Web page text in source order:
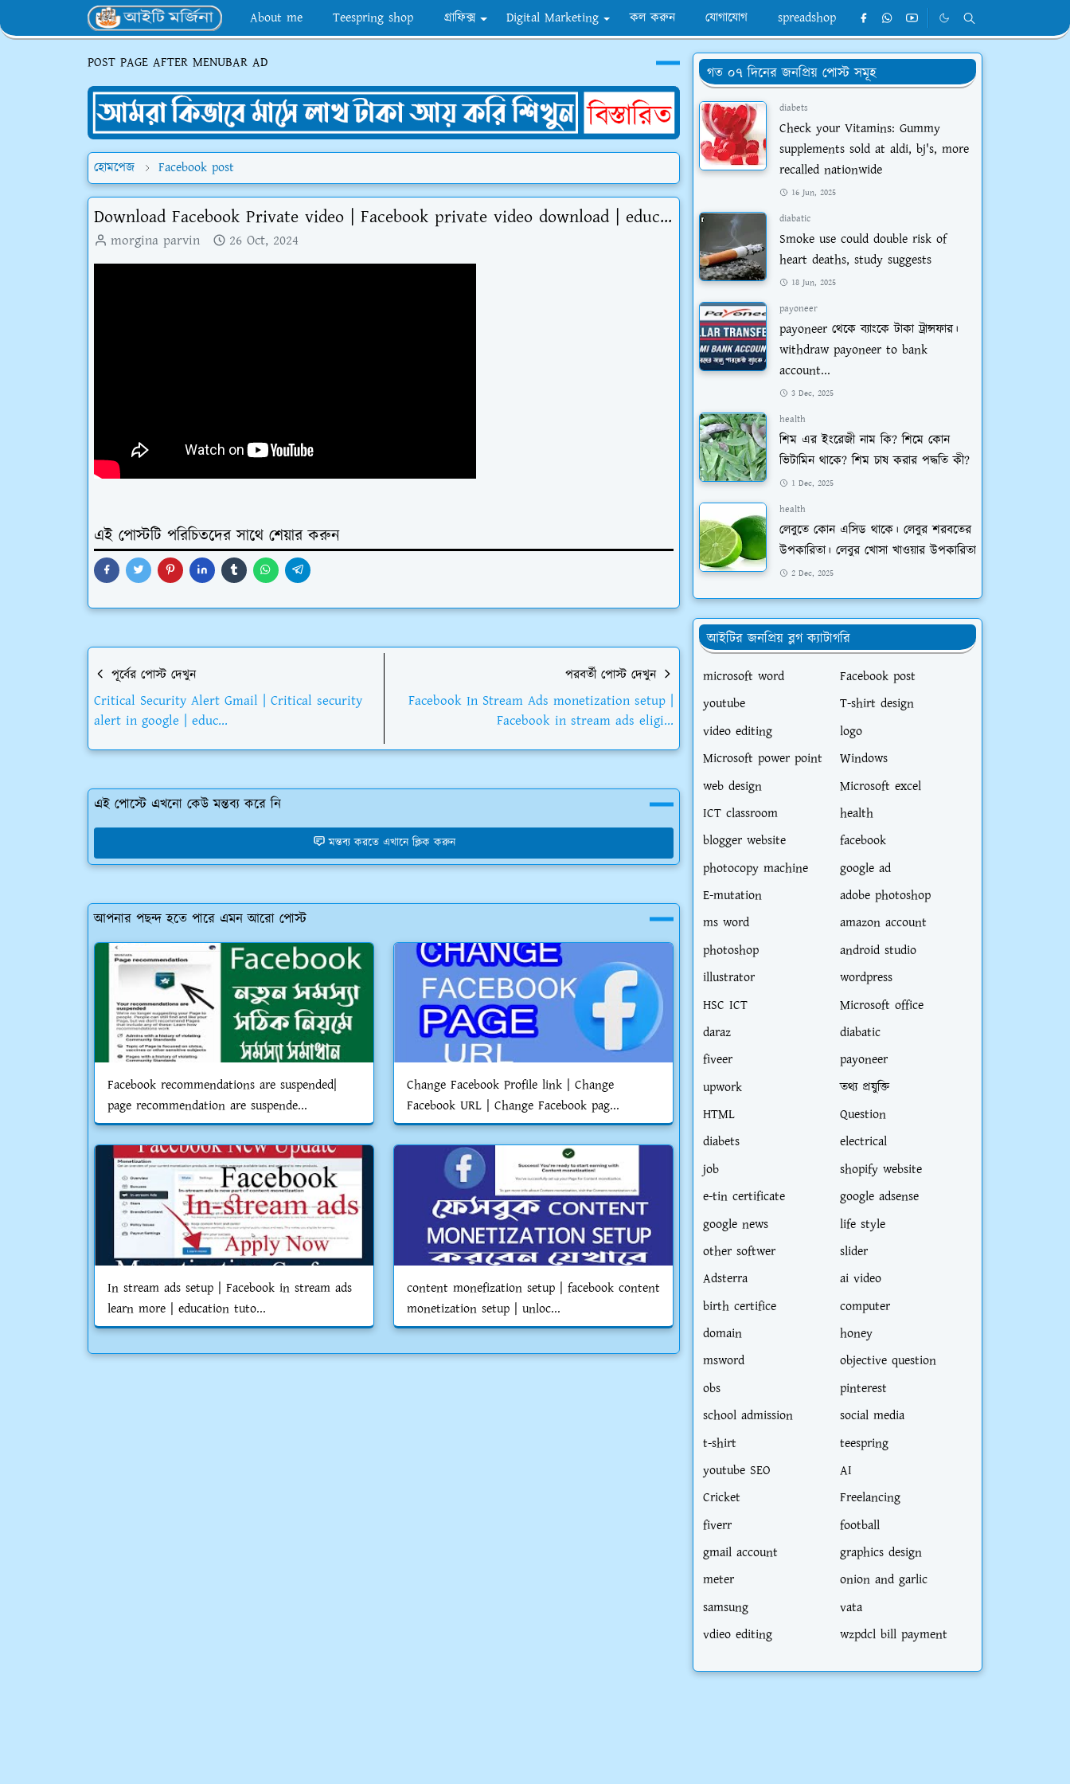
About me Teespring shop গ্রাফিক্স Digital Marketing কল করুন যোগাযোগ spreadshop
POST PAGE AFTER MENUBAR AD
হোমপেজ Facebook post
Download Facebook Private video | Facebook private video download | educ...
morgina parvin 26 Oct, 2024
এই পোস্টটি পরিচিতদের সাথে শেয়ার করুন
পূর্বের পোস্ট দেখুন
Critical Security Alert Gmail | Critical security
alert in google | educ...
পরবর্তী পোস্ট দেখুন
Facebook In Stream Ads monetization setup |
Facebook in stream ads eligi...
এই পোস্টে এখনো কেউ মন্তব্য করে নি
মন্তব্য করতে এখানে ক্লিক করুন
আপনার পছন্দ হতে পারে এমন আরো পোস্ট
Facebook recommendations are suspended|
page recommendation are suspende...
Change Facebook Profile link | Change
Facebook URL | Change Facebook pag...
In stream ads setup | Facebook in stream ads
learn more | education tuto...
content monefization setup | facebook content
monetization setup | unloc...
গত ০৭ দিনের জনপ্রিয় পোস্ট সমূহ
diabets
Check your Vitamins: Gummy
supplements sold at aldi, bj's, more
recalled nationwide
16 Jun, 2025
diabatic
Smoke use could double risk of
heart deaths, study suggests
18 Jun, 2025
payoneer
payoneer থেকে ব্যাংকে টাকা ট্রান্সফার।
withdraw payoneer to bank
account...
3 Dec, 2025
health
শিম এর ইংরেজী নাম কি? শিমে কোন
ভিটামিন থাকে? শিম চাষ করার পদ্ধতি কী?
1 Dec, 2025
health
লেবুতে কোন এসিড থাকে। লেবুর শরবতের
উপকারিতা। লেবুর খোসা খাওয়ার উপকারিতা
2 Dec, 2025
আইটির জনপ্রিয় ব্লগ ক্যাটাগরি
microsoft word
Facebook post
youtube
T-shirt design
video editing
logo
Microsoft power point
Windows
web design
Microsoft excel
ICT classroom
health
blogger website
facebook
photocopy machine
google ad
E-mutation
adobe photoshop
ms word
amazon account
photoshop
android studio
illustrator
wordpress
HSC ICT
Microsoft office
daraz
diabatic
fiveer
payoneer
upwork
তথ্য প্রযুক্তি
HTML
Question
diabets
electrical
job
shopify website
e-tin certificate
google adsense
google news
life style
other softwer
slider
Adsterra
ai video
birth certifice
computer
domain
honey
msword
objective question
obs
pinterest
school admission
social media
t-shirt
teespring
youtube SEO
AI
Cricket
Freelancing
fiverr
football
gmail account
graphics design
meter
onion and garlic
samsung
vata
vdieo editing
wzpdcl bill payment